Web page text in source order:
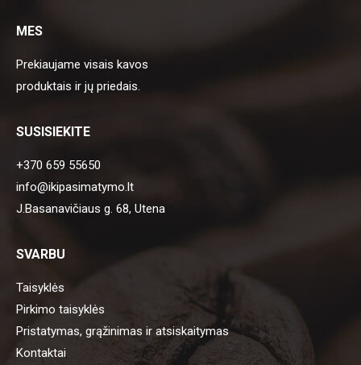
MES
Prekiaujame visais kavos
produktais ir jų priedais.
SUSISIEKITE
+370 659 55650
info@ikipasimatymo.lt
J.Basanavičiaus g. 68, Utena
SVARBU
Taisyklės
Pirkimo taisyklės
Pristatymas, grąžinimas ir atsiskaitymas
Kontaktai